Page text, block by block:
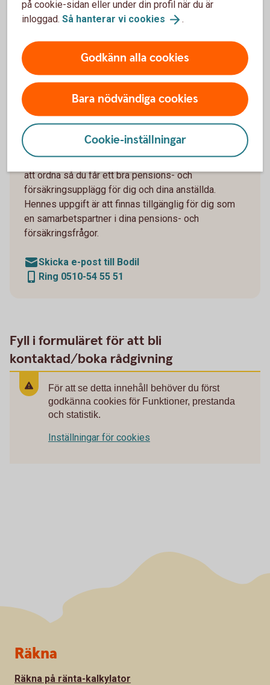
Bodil, försäkringsspecialist
Kontakta oss
Bodil är bankens pensions- och
försäkringsspecialist och hjälper dig som företagare
att ordna så du får ett bra pensions- och
försäkringsupplägg för dig och dina anställda.
Hennes uppgift är att finnas tillgänglig för dig som
en samarbetspartner i dina pensions- och
försäkringsfrågor.
Skicka e-post till Bodil
Ring 0510-54 55 51
Fyll i formuläret för att bli
kontaktad/boka rådgivning
För att se detta innehåll behöver du först
godkänna cookies för Funktioner, prestanda
och statistik.
Inställningar för cookies
på cookie-sidan eller under din profil när du är
inloggad. Så hanterar vi cookies .
Godkänn alla cookies
Bara nödvändiga cookies
Cookie-inställningar
Sidfot
Räkna
Räkna på ränta-kalkylator